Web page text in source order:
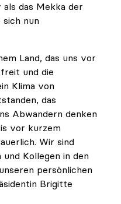
das Mekka der
sich nun
Land, das uns vor
und die
Klima von
das
Abwandern denken
vor kurzem
Wir sind
Kollegen in den
persönlichen
Brigitte